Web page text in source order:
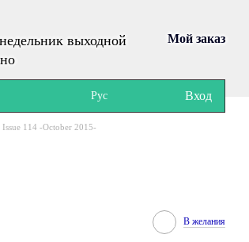
выходной
Мой заказ
Рус Вход
114 -October 2015-
В желания